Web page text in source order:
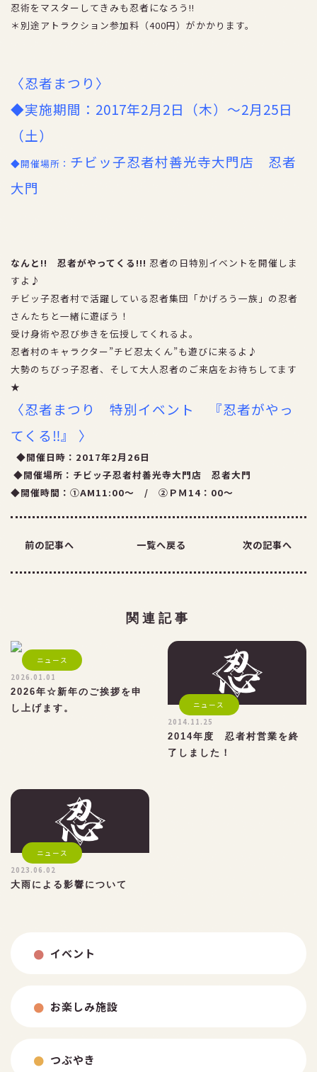
よくある質問
お問い合わせ
忍術をマスターしてきみも忍者になろう!!
＊別途アトラクション参加料（400円）がかかります。
〈忍者まつり〉
◆実施期間：2017年2月2日（木）～2月25日
（土）
◆開催場所： チビッ子忍者村善光寺大門店 忍者
大門
なんと!! 忍者がやってくる!!! 忍者の日特別イベントを開催しま
すよ♪
チビッ子忍者村で活躍している忍者集団「かげろう一族」の忍者
さんたちと一緒に遊ぼう！
受け身術や忍び歩きを伝授してくれるよ。
忍者村のキャラクター”チビ忍太くん”も遊びに来るよ♪
大勢のちびっ子忍者、そして大人忍者のご来店をお待ちしてます
★
〈忍者まつり 特別イベント 『忍者がやっ
てくる‼』 〉
◆開催日時：2017年2月26日
◆開催場所：チビッ子忍者村善光寺大門店 忍者大門
◆開催時間： ①AM11:00～ / ②ＰＭ14：00～
前の記事へ 一覧へ戻る 次の記事へ
関連記事
ニュース
2026.01.01
2026年☆新年のご挨拶を申
し上げます。
ニュース
2014.11.25
2014年度 忍者村営業を終
了しました！
ニュース
2023.06.02
大雨による影響について
イベント
お楽しみ施設
つぶやき